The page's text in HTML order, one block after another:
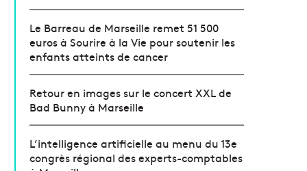
Le Barreau de Marseille remet 51 500
euros à Sourire à la Vie pour soutenir les
enfants atteints de cancer
Retour en images sur le concert XXL de
Bad Bunny à Marseille
L’intelligence artificielle au menu du 13e
congrès régional des experts-comptables